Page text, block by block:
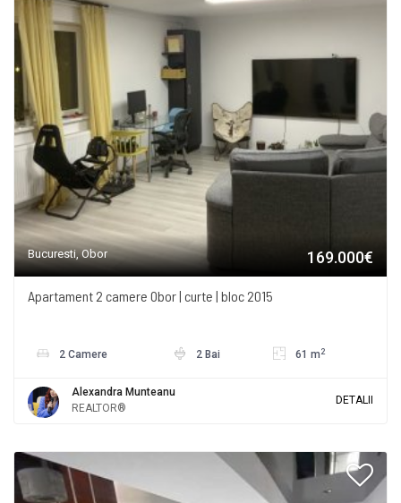
Bucuresti, Obor 169.000€
Apartament 2 camere Obor | curte | bloc 2015
2 Camere 2 Bai 61 m 2
Alexandra Munteanu
REALTOR®
DETALII